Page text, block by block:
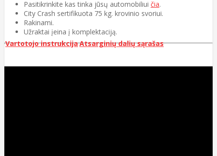
Pasitikrinkite kas tinka jūsų automobiliui čia.
City Crash sertifikuota 75 kg. krovinio svoriui.
Rakinami.
Užraktai įeina į komplektaciją.
Vartotojo instrukcijaAtsarginių dalių sąrašas